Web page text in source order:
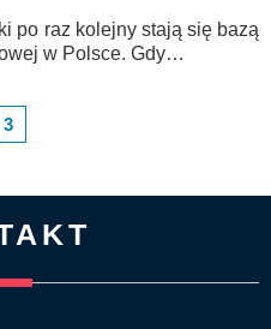
po raz kolejny stają się bazą
w Polsce. Gdy…
3